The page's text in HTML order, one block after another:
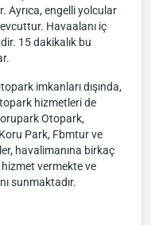
Ayrıca, engelli yolcular
Havaalanı iç
15 dakikalık bu
imkanları dışında,
hizmetleri de
Otopark,
Park, Fbmtur ve
havalimanına birkaç
vermekte ve
sunmaktadır.